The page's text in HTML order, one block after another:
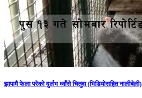
झापामै फेला परेको दुर्लभ ध्वाँसे चितुवा (भिडियोसहित नालीबेली)